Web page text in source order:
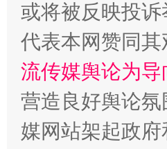
或将被反映投
代表本网赞同
流传媒舆论为导
营造良好舆论
媒网站架起政